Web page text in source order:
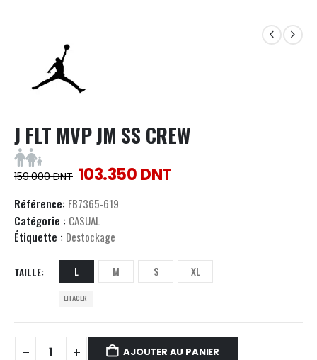
J FLT MVP JM SS CREW
159.000DNT 103.350DNT
Référence: FB7365-619
Catégorie : CASUAL
Étiquette : Destockage
TAILLE L M S XL
EFFACER
AJOUTER AU PANIER